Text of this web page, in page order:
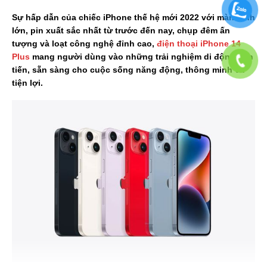
Sự hấp dẫn của chiếc iPhone thế hệ mới 2022 với màn hình
lớn, pin xuất sắc nhất từ trước đến nay, chụp đêm ấn
tượng và loạt công nghệ đỉnh cao, điện thoại iPhone 14
Plus mang người dùng vào những trải nghiệm di động tiên
tiến, sẵn sàng cho cuộc sống năng động, thông minh và
tiện lợi.